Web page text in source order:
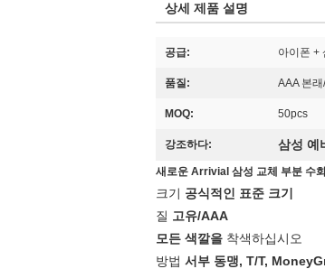
상세 제품 설명
공급: 아이폰 +
품질: AAA 본
MOQ: 50pcs
강조하다: 삼성 예
새로운 Arrivial 삼성 교체 부분 수
크기 공식적인 표준 크기
질 고유/AAA
모든 색깔을 착색하십시오
방법 서부 동맹, T/T,